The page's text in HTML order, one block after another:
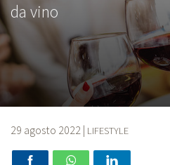
da vino
29 agosto 2022 | LIFESTYLE